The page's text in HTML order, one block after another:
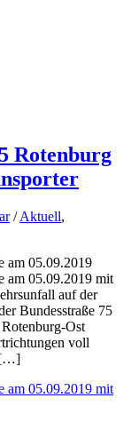
Rotenburg
/Aktuell,
am 05.09.2019
am 05.09.2019 mit
auf der
Bundesstraße 75
Ost
voll
[…]
am 05.09.2019 mit